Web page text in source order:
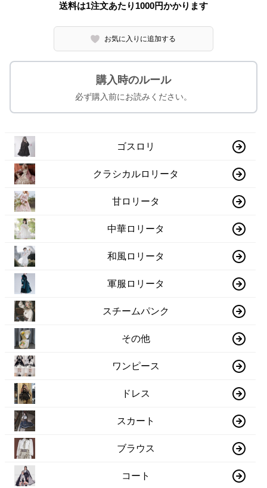
送料は1注文あたり 1000円かかります
お気に入りに追加する
購入時のルール
必ず購入前にお読みください。
ゴスロリ
クラシカルロリータ
甘ロリータ
中華ロリータ
和風ロリータ
軍服ロリータ
スチームパンク
その他
ワンピース
ドレス
スカート
ブラウス
コート